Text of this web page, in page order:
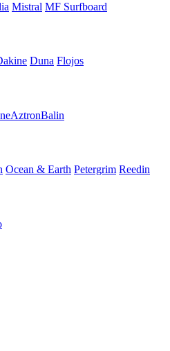
Mistral MF Surfboard
Duna Flojos
AztronBalin
Ocean & Earth Petergrim Reedin